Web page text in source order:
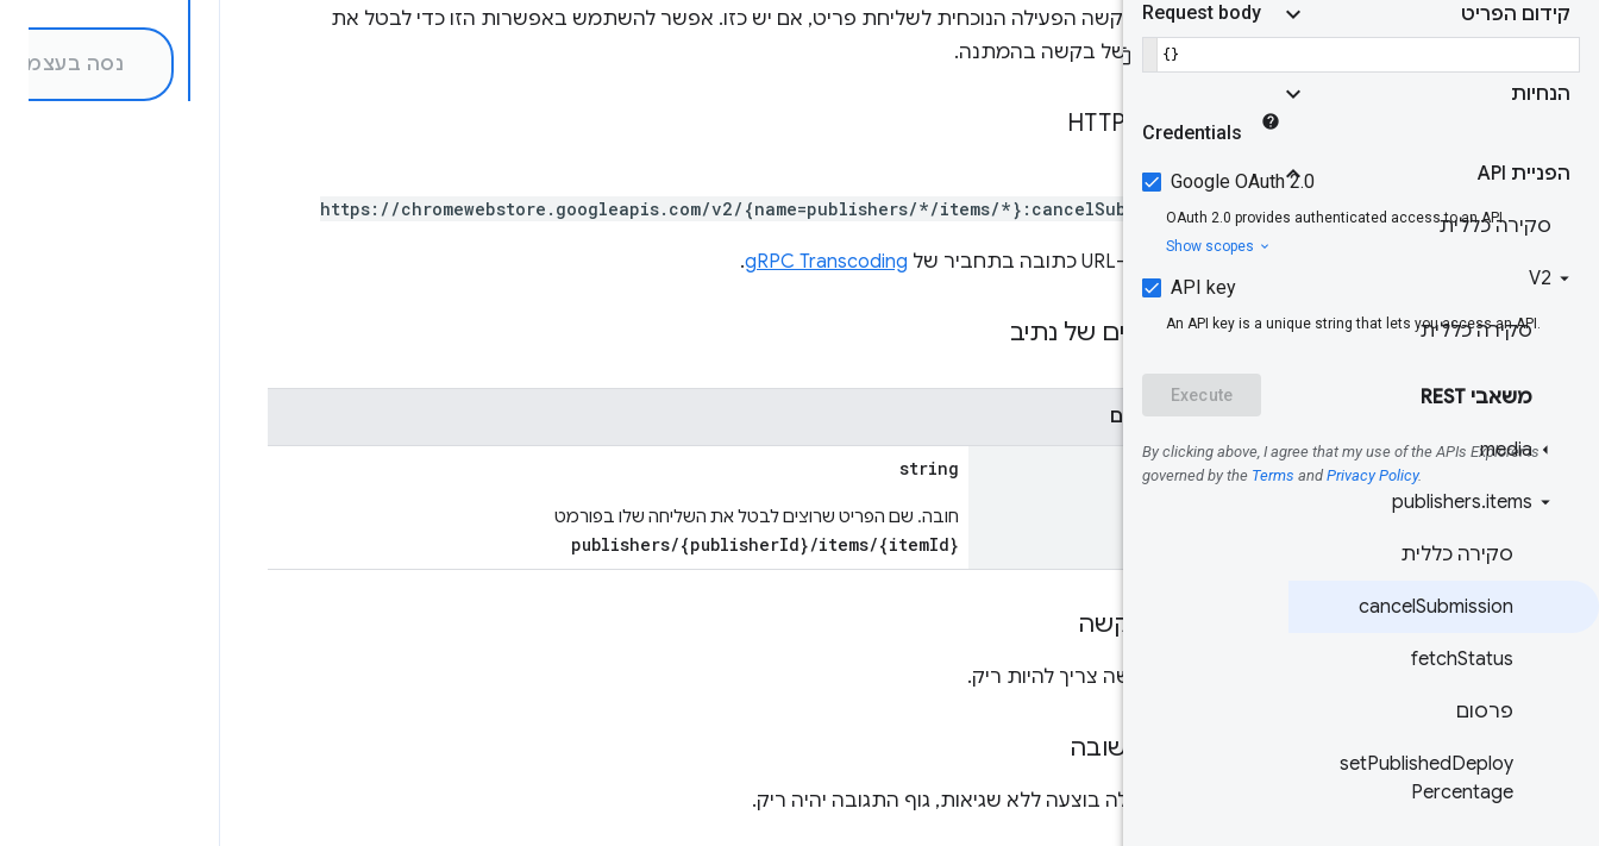
קידום הפריט
הנחיות
הפניית API
סקירה כללית
V2
סקירה כללית
משאבי REST
media
publishers.items
סקירה כללית
cancelSubmission
fetchStatus
פרסום
setPublishedDeploy
Percentage
נסה בעצמך!
ביטול הבקשה הפעילה הנוכחית לשליחת פריט, אם יש כזו. אפשר להשתמש באפשרות הזו כדי לבטל את
הבדיקה של בקשה בהמתנה.
בקשת HTTP
POST
https://chromewebstore.googleapis.com/v2/{name=publishers/*/items/*}:cancelSubmission
כתובת ה-URL כתובה בתחביר של gRPC Transcoding
.
פרמטרים של נתיב
פרמטרים
name
string
חובה. שם הפריט שרוצים לבטל את השליחה שלו בפורמט
publishers/{publisherId}/items/{itemId}
גוף הבקשה
גוף הבקשה צריך להיות ריק.
גוף התשובה
אם הפעולה בוצעה ללא שגיאות, גוף התגובה יהיה ריק.